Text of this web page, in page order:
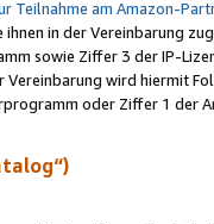
Teilnahme am Amazon-
in der Vereinbarung
sowie Ziffer 3 der IP-
wird hiermit
oder Ziffer 1 der